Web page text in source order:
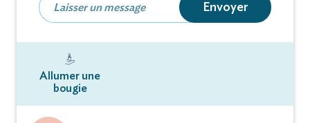
Envoyer
Allumer une
bougie